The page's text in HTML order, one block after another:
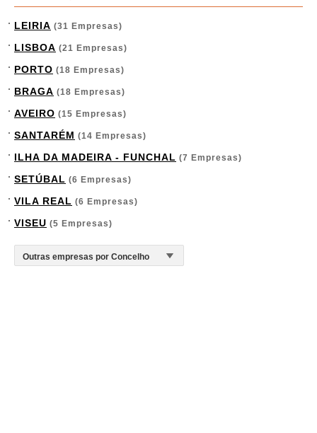
LEIRIA (31 Empresas)
LISBOA (21 Empresas)
PORTO (18 Empresas)
BRAGA (18 Empresas)
AVEIRO (15 Empresas)
SANTARÉM (14 Empresas)
ILHA DA MADEIRA - FUNCHAL (7 Empresas)
SETÚBAL (6 Empresas)
VILA REAL (6 Empresas)
VISEU (5 Empresas)